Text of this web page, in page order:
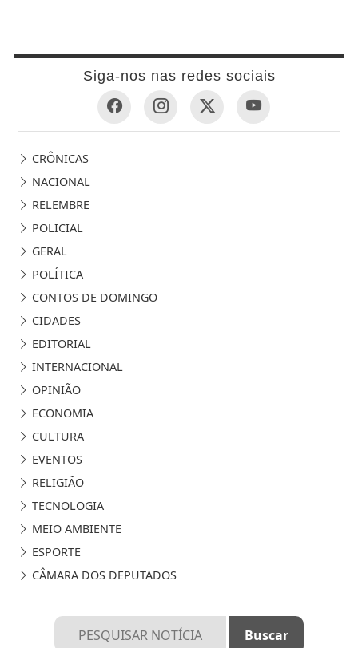
Siga-nos nas redes sociais
CRÔNICAS
NACIONAL
RELEMBRE
POLICIAL
GERAL
POLÍTICA
CONTOS DE DOMINGO
CIDADES
EDITORIAL
INTERNACIONAL
OPINIÃO
ECONOMIA
CULTURA
EVENTOS
RELIGIÃO
TECNOLOGIA
MEIO AMBIENTE
ESPORTE
CÂMARA DOS DEPUTADOS